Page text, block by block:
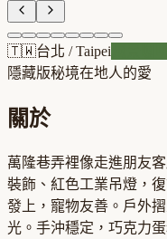
🇹🇼台北 /Taipei
隱藏版秘境在地人的愛
關於
萬隆巷弄裡像走進朋友
裝飾、紅色工業吊燈，
發上，寵物友善。戶外
光。手沖穩定，巧克力